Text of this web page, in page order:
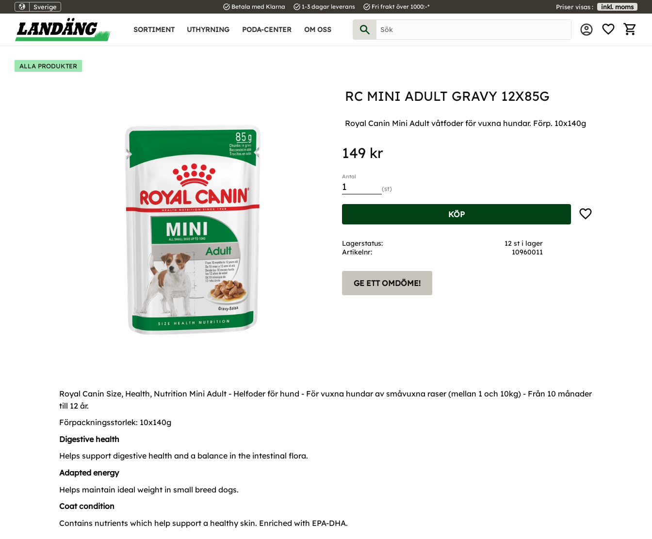
Sverige task_alt Betala med Klarna task_alt 1-3 dagar leverans task_alt Fri frakt över 1000:-* Priser visas inkl. moms
SORTIMENT UTHYRNING PODA-CENTER OM OSS
ALLA PRODUKTER
RC MINI ADULT GRAVY 12X85G
Royal Canin Mini Adult våtfoder för vuxna hundar. Förp. 10x140g
149 kr
Antal
st
KÖP Lägg till i favoriter
Lagerstatus
12 st i lager
Artikelnr
10960011
GE ETT OMDÖME!
Royal Canin Size, Health, Nutrition Mini Adult - Helfoder för hund - För vuxna hundar av småvuxna raser (mellan 1 och 10kg) - Från 10 månader
till 12 år.
Förpackningsstorlek: 10x140g
Digestive health
Helps support digestive health and a balance in the intestinal flora.
Adapted energy
Helps maintain ideal weight in small breed dogs.
Coat condition
Contains nutrients which help support a healthy skin. Enriched with EPA-DHA.